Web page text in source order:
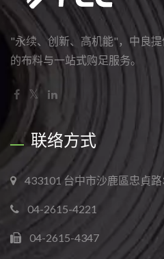
"永续、创新、高机能"，中良
的布料与一站式购足服务。
联络方式
433101 台中市沙鹿區忠貞
04-2615-4221
04-2615-4347